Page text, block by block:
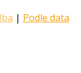
| Podle data